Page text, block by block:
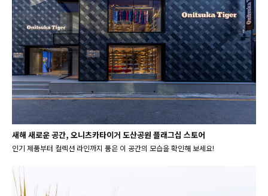
새해 새로운 공간, 오니츠카타이거 도산공원 플래그십 스토어
인기 제품부터 컬렉션 라인까지 품은 이 공간의 모습을 확인해 보세요!